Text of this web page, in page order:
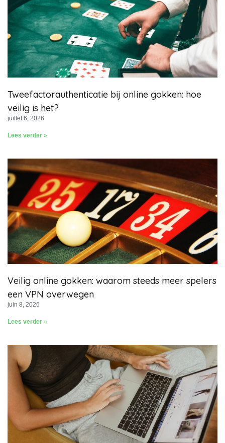
Tweefactorauthenticatie bij online gokken: hoe
veilig is het?
juillet 6, 2026
Lees verder »
Veilig online gokken: waarom steeds meer spelers
een VPN overwegen
juin 8, 2026
Lees verder »